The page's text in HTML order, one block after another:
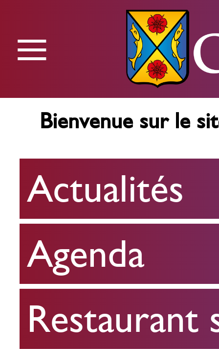
Menu
Actualités
Agenda
Restaurant
scolaire
Restaurant
≡
Bienvenue sur le
Actualités
Agenda
Restaurant